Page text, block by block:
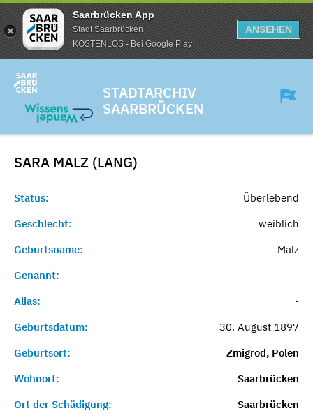
Saarbrücken App
Stadt Saarbrücken
KOSTENLOS - Bei Google Play
ANSEHEN
STADTARCHIV
SAARBRÜCKEN
SARA MALZ (LANG)
Status:
Überlebend
Geschlecht:
weiblich
Geburtsname:
Malz
Genannt:
-
Alias:
-
Geburtsdatum:
30. August 1897
Geburtsort:
Zmigrod, Polen
Wohnort:
Saarbrücken
Ort der Schädigung:
Saarbrücken